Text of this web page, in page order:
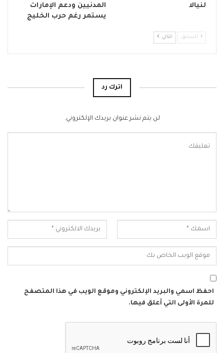
لنيالا
المدنيين ودعم الإمارات
يستمر رغم حرب الخليج
السابق التالي
اترك رد
لن يتم نشر عنوان بريدك الإلكتروني.
احفظ اسمي والبريد الإلكتروني وموقع الويب في هذا المتصفح
للمرة الأولى التي أعلق فيها.